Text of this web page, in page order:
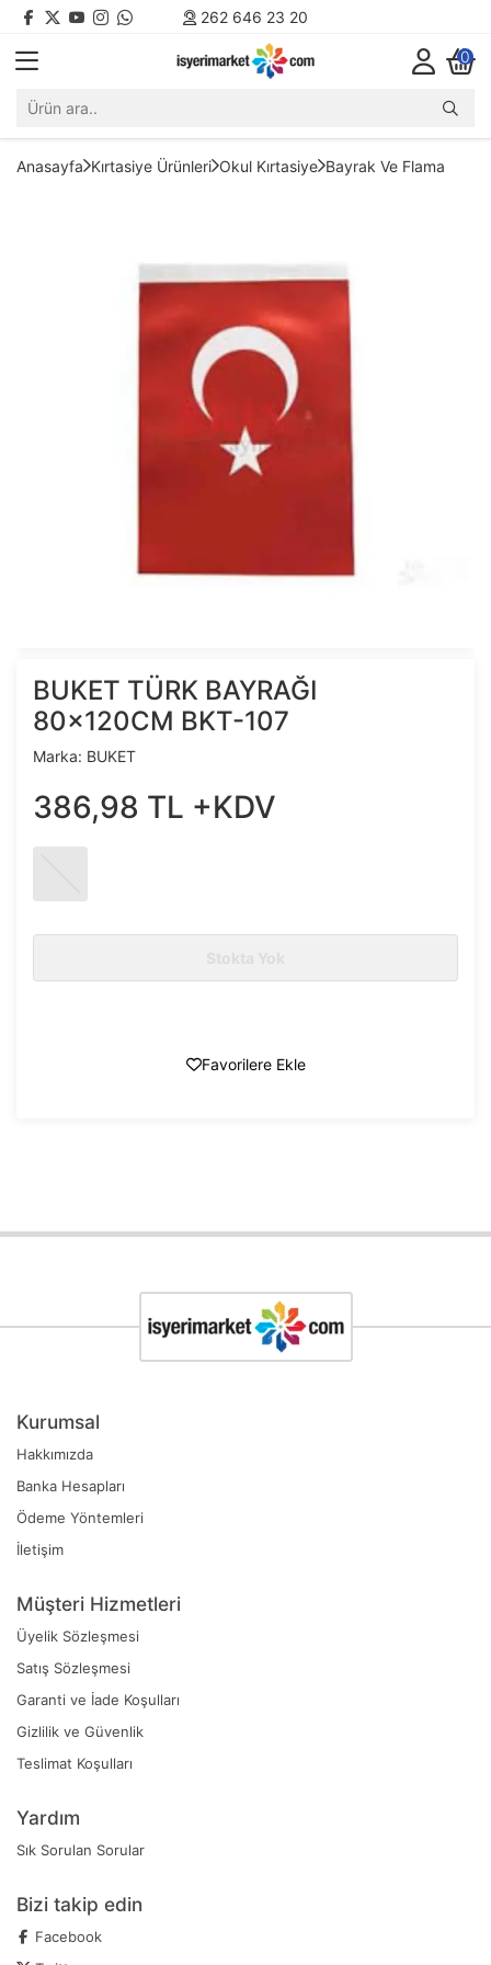
262 646 23 20
0
Anasayfa Kırtasiye Ürünleri Okul Kırtasiye Bayrak Ve Flama
BUKET TÜRK BAYRAĞI
80x120CM BKT-107
Marka: BUKET
386,98 TL +KDV
Favorilere Ekle
Kurumsal
Hakkımızda
Banka Hesapları
Ödeme Yöntemleri
İletişim
Müşteri Hizmetleri
Üyelik Sözleşmesi
Satış Sözleşmesi
Garanti ve İade Koşulları
Gizlilik ve Güvenlik
Teslimat Koşulları
Yardım
Sık Sorulan Sorular
Bizi takip edin
Facebook